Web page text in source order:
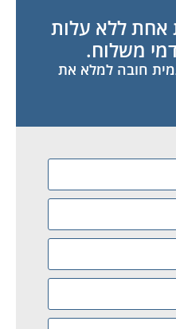
אחת ללא עלות
משלוח.
חובה למלא את